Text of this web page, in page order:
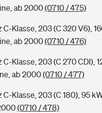
ab 2000(0710 / 475)
Klasse, 203 (C 320 V6),
ab 2000(0710 / 476)
Klasse, 203 (C 270 CDI),
ab 2000(0710 / 477)
Klasse, 203 (C 180), 95
(0710 / 478)